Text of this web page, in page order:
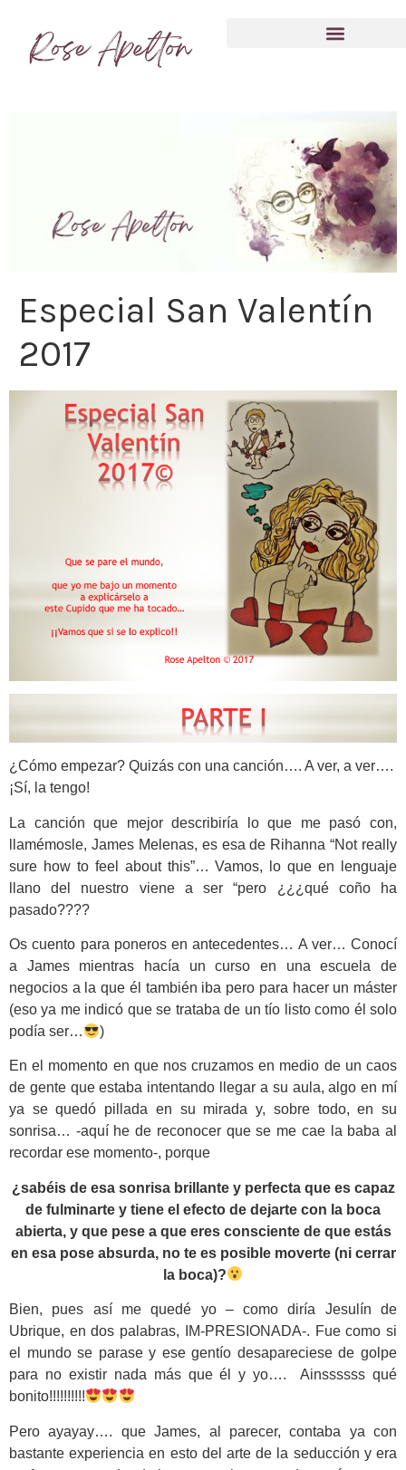
Especial San Valentín
2017
¿Cómo empezar? Quizás con una canción…. A ver, a ver….
¡Sí, la tengo!
La canción que mejor describiría lo que me pasó con,
llamémosle, James Melenas, es esa de Rihanna “Not really
sure how to feel about this”… Vamos, lo que en lenguaje
llano del nuestro viene a ser “pero ¿¿¿qué coño ha
pasado????
Os cuento para poneros en antecedentes… A ver… Conocí
a James mientras hacía un curso en una escuela de
negocios a la que él también iba pero para hacer un máster
(eso ya me indicó que se trataba de un tío listo como él solo
podía ser…
)
En el momento en que nos cruzamos en medio de un caos
de gente que estaba intentando llegar a su aula, algo en mí
ya se quedó pillada en su mirada y, sobre todo, en su
sonrisa… -aquí he de reconocer que se me cae la baba al
recordar ese momento-, porque
¿sabéis de esa sonrisa brillante y perfecta que es capaz
de fulminarte y tiene el efecto de dejarte con la boca
abierta, y que pese a que eres consciente de que estás
en esa pose absurda, no te es posible moverte (ni cerrar
la boca)?
Bien, pues así me quedé yo – como diría Jesulín de
Ubrique, en dos palabras, IM-PRESIONADA-. Fue como si
el mundo se parase y ese gentío desapareciese de golpe
para no existir nada más que él y yo…. Ainssssss qué
bonito!!!!!!!!!!
Pero ayayay…. que James, al parecer, contaba ya con
bastante experiencia en esto del arte de la seducción y era